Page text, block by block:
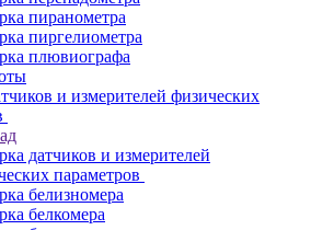
пиранометра
пиргелиометра
плювиографа
и измерителей физических
датчиков и измерителей
параметров
белизномера
белкомера